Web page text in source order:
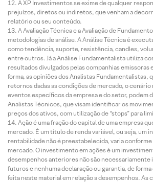
A XP Investimentos se exime de qualquer
prejuízos, diretos ou indiretos, que venham a
relatório ou seu conteúdo.
A Avaliação Técnica e a Avaliação de
metodologias de análise. A Análise Técnica é
como tendência, suporte, resistência, candles,
entre outros. Já a Análise Fundamentalista utiliza
resultados divulgados pelas companhias emissoras
forma, as opiniões dos Analistas Fundamentalistas,
retornos dadas as condições de mercado, o
eventos específicos da empresa e do setor, podem
Analistas Técnicos, que visam identificar os
preços dos ativos, com utilização de “stops” para
Ação é uma fração do capital de uma empresa
mercado. É um título de renda variável, ou seja, um
rentabilidade não é preestabelecida, varia
mercado. O investimento em ações é um
desempenhos anteriores não são
futuros e nenhuma declaração ou garantia, de
feita neste material em relação a desempenhos. As